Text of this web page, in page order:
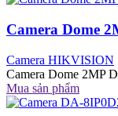
Camera Dome
Camera HIKVISION
Camera Dome 2MP
Mua sản phẩm